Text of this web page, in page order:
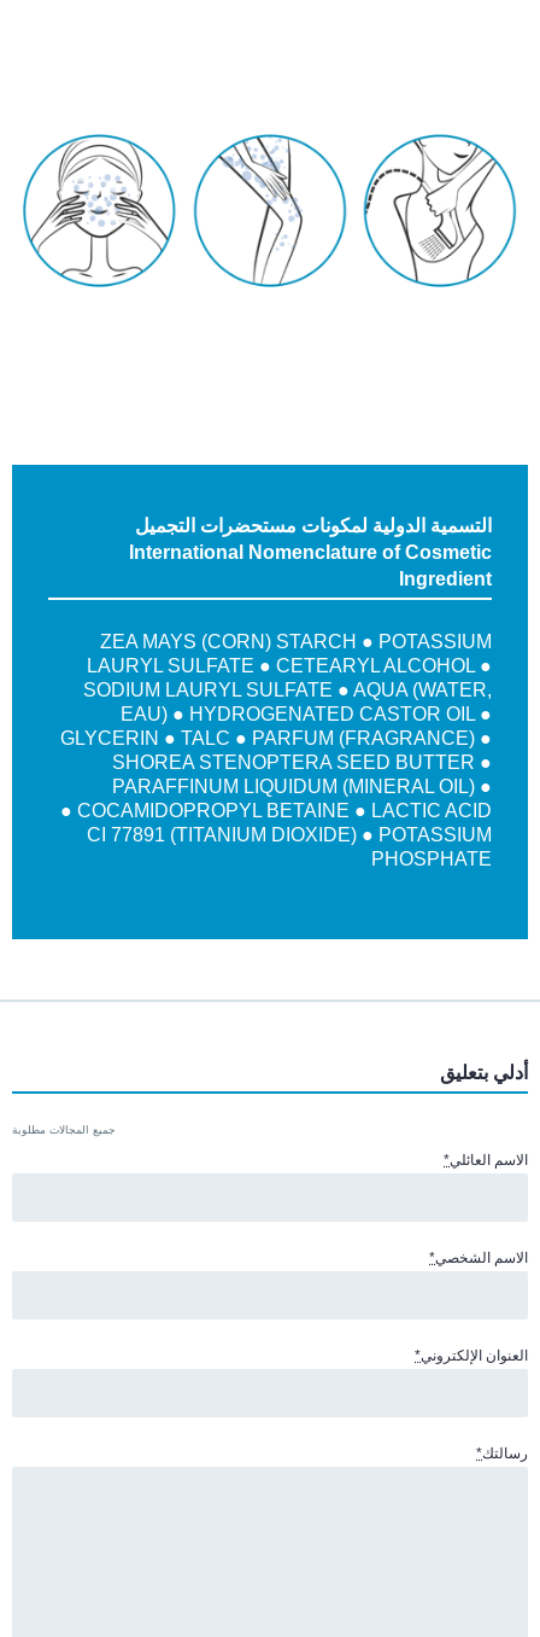
التسمية الدولية لمكونات مستحضرات التجميل
International Nomenclature of Cosmetic
Ingredient
ZEA MAYS (CORN) STARCH ● POTASSIUM
LAURYL SULFATE ● CETEARYL ALCOHOL ●
SODIUM LAURYL SULFATE ● AQUA (WATER,
EAU) ● HYDROGENATED CASTOR OIL ●
GLYCERIN ● TALC ● PARFUM (FRAGRANCE) ●
SHOREA STENOPTERA SEED BUTTER ●
PARAFFINUM LIQUIDUM (MINERAL OIL) ●
COCAMIDOPROPYL BETAINE ● LACTIC ACID ●
CI 77891 (TITANIUM DIOXIDE) ● POTASSIUM
PHOSPHATE
أدلي بتعليق
جميع المجالات مطلوبة
الاسم العائلي*
الاسم الشخصي*
العنوان الإلكتروني*
رسالتك*